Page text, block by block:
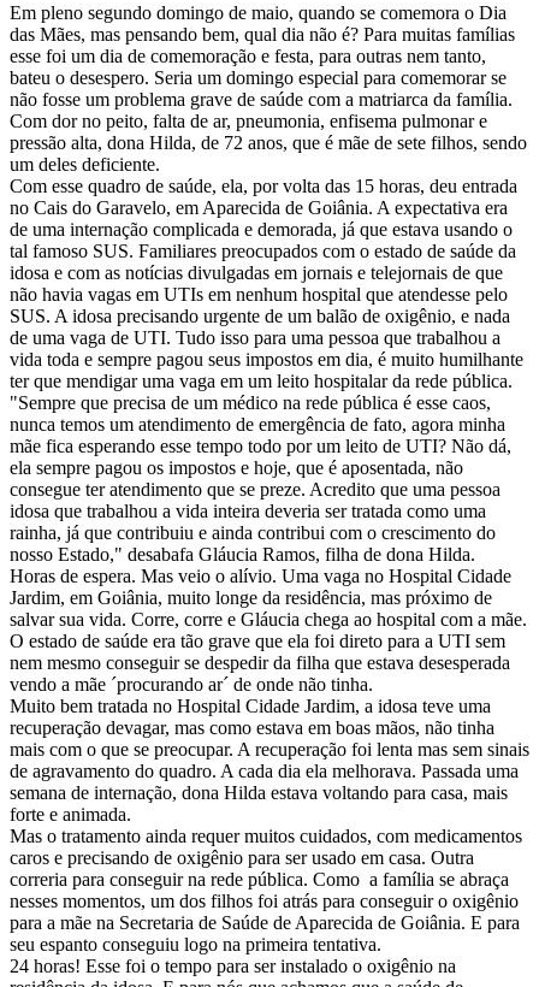
Em pleno segundo domingo de maio, quando se comemora o Dia
das Mães, mas pensando bem, qual dia não é? Para muitas famílias
esse foi um dia de comemoração e festa, para outras nem tanto,
bateu o desespero. Seria um domingo especial para comemorar se
não fosse um problema grave de saúde com a matriarca da família.
Com dor no peito, falta de ar, pneumonia, enfisema pulmonar e
pressão alta, dona Hilda, de 72 anos, que é mãe de sete filhos, sendo
um deles deficiente.
Com esse quadro de saúde, ela, por volta das 15 horas, deu entrada
no Cais do Garavelo, em Aparecida de Goiânia. A expectativa era
de uma internação complicada e demorada, já que estava usando o
tal famoso SUS. Familiares preocupados com o estado de saúde da
idosa e com as notícias divulgadas em jornais e telejornais de que
não havia vagas em UTIs em nenhum hospital que atendesse pelo
SUS. A idosa precisando urgente de um balão de oxigênio, e nada
de uma vaga de UTI. Tudo isso para uma pessoa que trabalhou a
vida toda e sempre pagou seus impostos em dia, é muito humilhante
ter que mendigar uma vaga em um leito hospitalar da rede pública.
"Sempre que precisa de um médico na rede pública é esse caos,
nunca temos um atendimento de emergência de fato, agora minha
mãe fica esperando esse tempo todo por um leito de UTI? Não dá,
ela sempre pagou os impostos e hoje, que é aposentada, não
consegue ter atendimento que se preze. Acredito que uma pessoa
idosa que trabalhou a vida inteira deveria ser tratada como uma
rainha, já que contribuiu e ainda contribui com o crescimento do
nosso Estado," desabafa Gláucia Ramos, filha de dona Hilda.
Horas de espera. Mas veio o alívio. Uma vaga no Hospital Cidade
Jardim, em Goiânia, muito longe da residência, mas próximo de
salvar sua vida. Corre, corre e Gláucia chega ao hospital com a mãe.
O estado de saúde era tão grave que ela foi direto para a UTI sem
nem mesmo conseguir se despedir da filha que estava desesperada
vendo a mãe ´procurando ar´ de onde não tinha.
Muito bem tratada no Hospital Cidade Jardim, a idosa teve uma
recuperação devagar, mas como estava em boas mãos, não tinha
mais com o que se preocupar. A recuperação foi lenta mas sem sinais
de agravamento do quadro. A cada dia ela melhorava. Passada uma
semana de internação, dona Hilda estava voltando para casa, mais
forte e animada.
Mas o tratamento ainda requer muitos cuidados, com medicamentos
caros e precisando de oxigênio para ser usado em casa. Outra
correria para conseguir na rede pública. Como a família se abraça
nesses momentos, um dos filhos foi atrás para conseguir o oxigênio
para a mãe na Secretaria de Saúde de Aparecida de Goiânia. E para
seu espanto conseguiu logo na primeira tentativa.
24 horas! Esse foi o tempo para ser instalado o oxigênio na